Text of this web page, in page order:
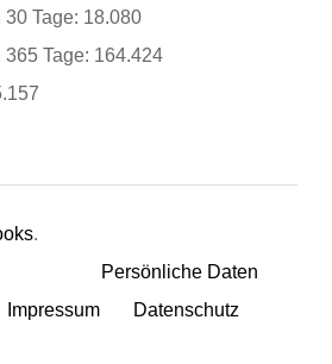
Tage: 18.080
Tage: 164.424
.
Persönliche Daten
Impressum Datenschutz